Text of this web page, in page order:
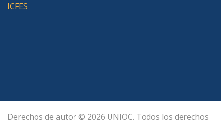
ICFES
Derechos de autor © 2026 UNIOC. Todos los derechos